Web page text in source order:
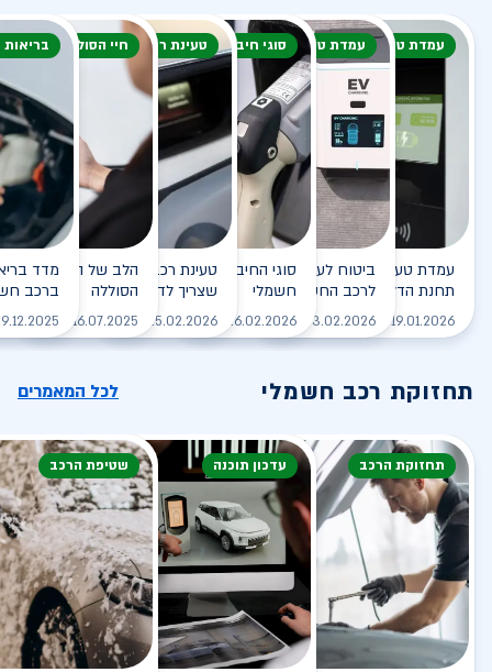
עמדת טעינה
עמדת טעינה - הסוף של
תחנת הדלק?
19.01.2026 לקריאה
עמדת טעינה
ביטוח לעמדת טעינה ביתית
לרכב החשמלי
03.02.2026 לקריאה
סוגי חיבור
סוגי החיבורים לטעינת רכב
חשמלי
26.02.2026 לקריאה
טעינת רכב חשמלי
טעינת רכב חשמלי - כל מה
שצריך לדעת
25.02.2026 לקריאה
חיי הסוללה
הלב של הרכב
הסוללה
16.07.2025
ברכב
תחזוקת רכב חשמלי לכל המאמרים
תחזוקת הרכב עדכון תוכנה שטיפת הרכב